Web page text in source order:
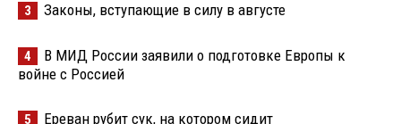
3 Законы, вступающие в силу в августе
4
В МИД России заявили о подготовке Европы к
войне с Россией
5 Ереван рубит сук, на котором сидит